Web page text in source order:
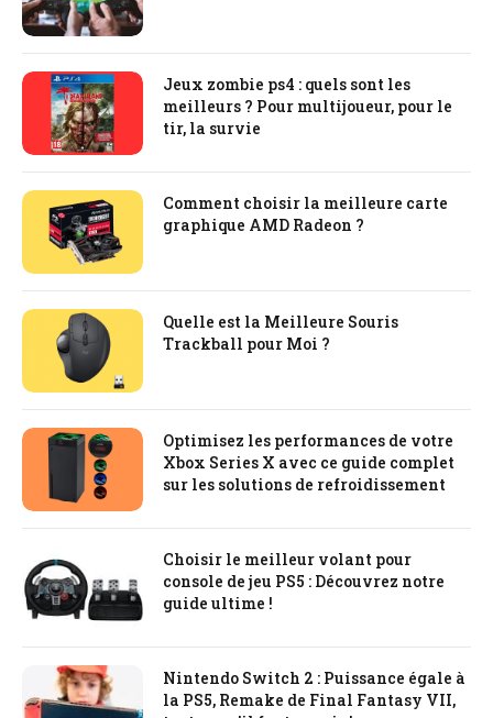
Jeux zombie ps4 : quels sont les
meilleurs ? Pour multijoueur, pour le
tir, la survie
Comment choisir la meilleure carte
graphique AMD Radeon ?
Quelle est la Meilleure Souris
Trackball pour Moi ?
Optimisez les performances de votre
Xbox Series X avec ce guide complet
sur les solutions de refroidissement
Choisir le meilleur volant pour
console de jeu PS5 : Découvrez notre
guide ultime !
Nintendo Switch 2 : Puissance égale à
la PS5, Remake de Final Fantasy VII,